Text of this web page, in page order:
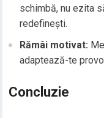
schimbă, nu ezita
redefinești.
Rămâi motivat:
adaptează-te
Concluzie